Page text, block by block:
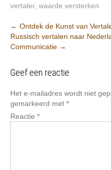
vertaler, waarde versterken
Berichtnavigatie
← Ontdek de Kunst van
Russisch vertalen naar
Communicatie →
Geef een reactie
Het e-mailadres wordt niet
gemarkeerd met *
Reactie *